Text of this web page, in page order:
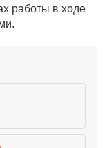
работы в ходе